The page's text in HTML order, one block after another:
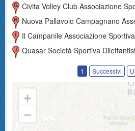
Civita Volley Club Associazione
Nuova Pallavolo Campagnano
Il Campanile Associazione
Quasar Società Sportiva
1 Successivi